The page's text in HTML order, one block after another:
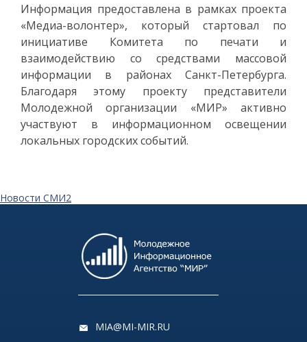
Информация предоставлена в рамках проекта
«Медиа-волонтер», который стартовал по
инициативе Комитета по печати и
взаимодействию со средствами массовой
информации в районах Санкт-Петербурга.
Благодаря этому проекту представители
Молодежной организации «МИР» активно
участвуют в информационном освещении
локальных городских событий.
Новости СМИ2
MIA@MI-MIR.RU